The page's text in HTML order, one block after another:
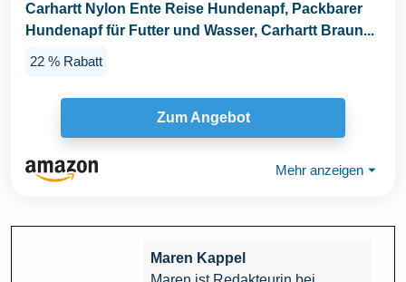
Carhartt Nylon Ente Reise Hundenapf, Packbarer
Hundenapf für Futter und Wasser, Carhartt Braun...
22 % Rabatt
Zum Angebot
Mehr anzeigen ⏷
Maren Kappel